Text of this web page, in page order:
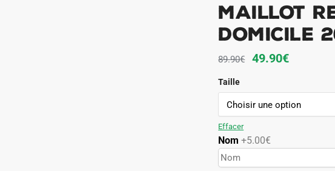
Maillot
Domicile
89.90€
Le
initial
était :
49.90€Le
actuel
est :
Taille
Effacer
Nom +5.00€